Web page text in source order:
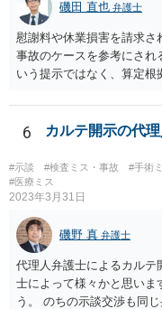
磯田 直也 弁護士
慰謝料や休業損害を請求さ
事故のケースを参考にされ
いう提示ではなく、算定
面、針刺し事故については
ースが多く、早期解決の
などには、弁護士へのご依
への依頼が必要になる際に
らうために、一度法律事務
せん。
6 カルテ開示の代
#示談 #検査ミス・事故 #手術
#医療ミス
2023年3月31日
磯野 真 弁護士
代理人弁護士によるカル
士によって様々かと思いま
う。 のちの示談交渉も同